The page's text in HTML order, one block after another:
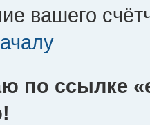
вашего
по ссылке